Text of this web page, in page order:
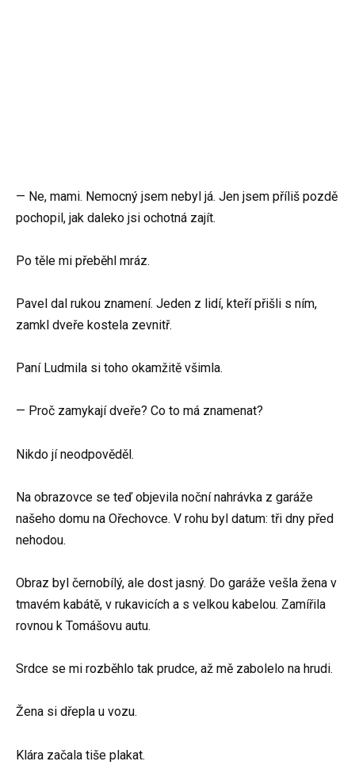
— Ne, mami. Nemocný jsem nebyl já. Jen jsem příliš pozdě
pochopil, jak daleko jsi ochotná zajít.
Po těle mi přeběhl mráz.
Pavel dal rukou znamení. Jeden z lidí, kteří přišli s ním,
zamkl dveře kostela zevnitř.
Paní Ludmila si toho okamžitě všimla.
— Proč zamykají dveře? Co to má znamenat?
Nikdo jí neodpověděl.
Na obrazovce se teď objevila noční nahrávka z garáže
našeho domu na Ořechovce. V rohu byl datum: tři dny před
nehodou.
Obraz byl černobílý, ale dost jasný. Do garáže vešla žena v
tmavém kabátě, v rukavicích a s velkou kabelou. Zamířila
rovnou k Tomášovu autu.
Srdce se mi rozběhlo tak prudce, až mě zabolelo na hrudi.
Žena si dřepla u vozu.
Klára začala tiše plakat.